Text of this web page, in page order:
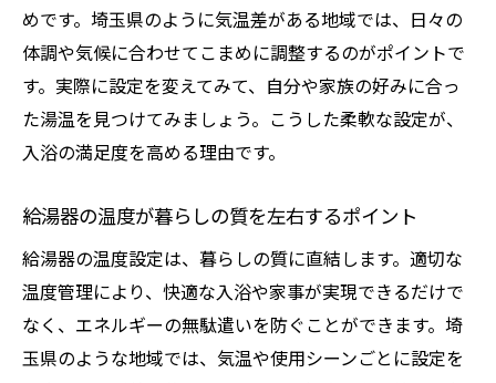
めです。埼玉県のように気温差がある地域では、日々の
体調や気候に合わせてこまめに調整するのがポイントで
す。実際に設定を変えてみて、自分や家族の好みに合っ
た湯温を見つけてみましょう。こうした柔軟な設定が、
入浴の満足度を高める理由です。
給湯器の温度が暮らしの質を左右するポイント
給湯器の温度設定は、暮らしの質に直結します。適切な
温度管理により、快適な入浴や家事が実現できるだけで
なく、エネルギーの無駄遣いを防ぐことができます。埼
玉県のような地域では、気温や使用シーンごとに設定を